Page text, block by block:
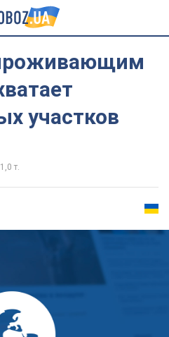
участков
1,0 т.